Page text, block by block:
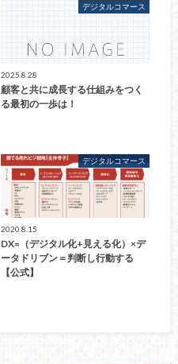
デジタルコマース
2025.8.28
顧客と共に成長する仕組みをつく
る最初の一歩は！
デジタルコマース
2020.8.15
DX=（デジタル化+見える化）×デ
ータドリブン＝判断し行動する
【公式】